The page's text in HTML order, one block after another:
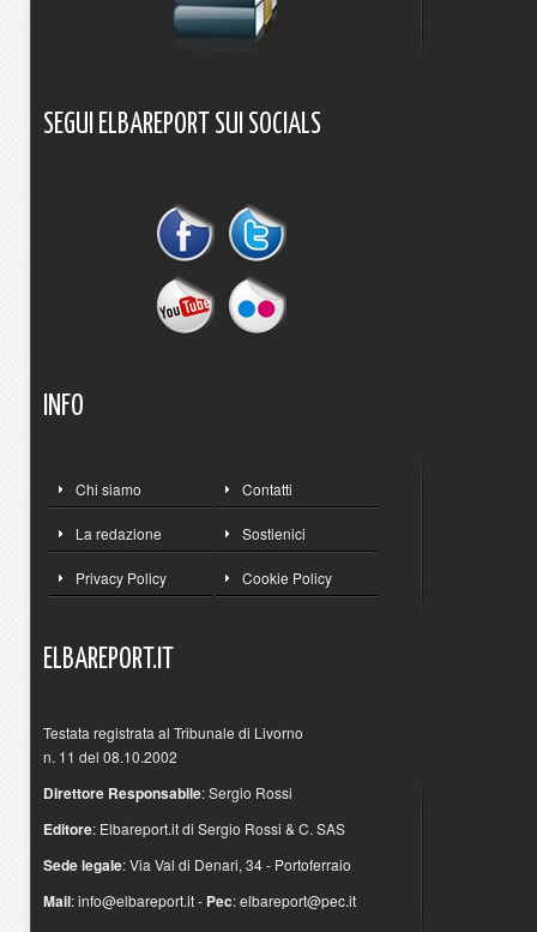
SEGUI ELBAREPORT SUI SOCIALS
INFO
Chi siamo Contatti
La redazione Sostienici
Privacy Policy Cookie Policy
ELBAREPORT.IT
Testata registrata al Tribunale di Livorno
n. 11 del 08.10.2002
Direttore Responsabile: Sergio Rossi
Editore: Elbareport.it di Sergio Rossi & C. SAS
Sede legale: Via Val di Denari, 34 - Portoferraio
Mail:info@elbareport.it- Pec:elbareport@pec.it